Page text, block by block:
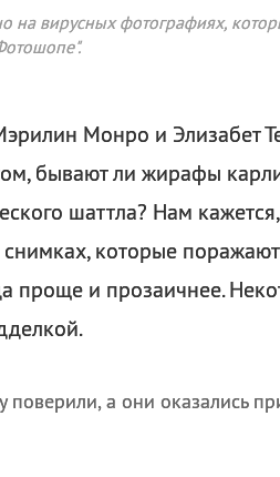
на вирусных фотографиях,
Монро и Элизабет
бывают ли жирафы
шаттла? Нам
которые
проще и прозаичнее.
а они оказались